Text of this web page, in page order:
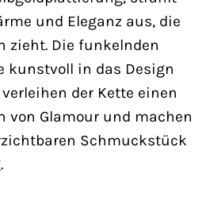
und Eleganz aus, die
zieht. Die funkelnden
kunstvoll in das Design
der Kette einen
von Glamour und machen
Schmuckstück